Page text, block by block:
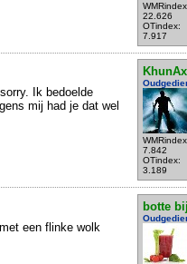
22.626
OTindex:
7.917
7.842
OTindex:
3.189
Ik bedoelde
mij had je dat wel
botte
een flinke wolk